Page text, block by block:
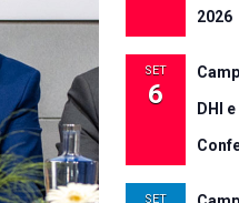
2026
SET
6 DHI
SET